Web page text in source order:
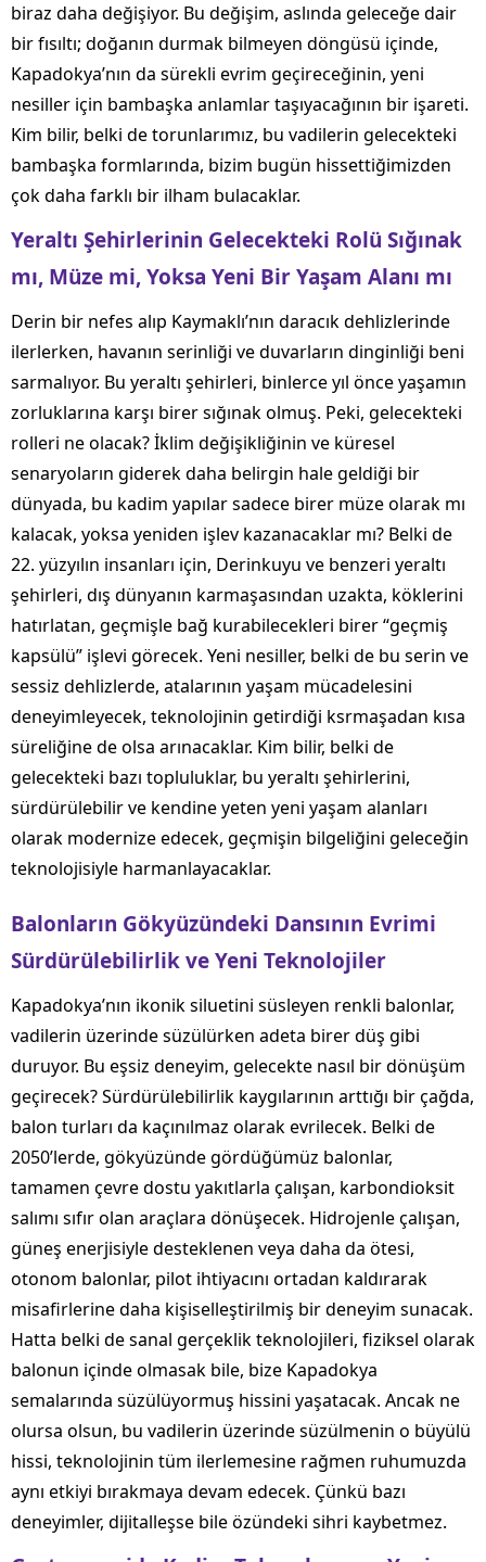
biraz daha değişiyor. Bu değişim, aslında geleceğe dair
bir fısıltı; doğanın durmak bilmeyen döngüsü içinde,
Kapadokya’nın da sürekli evrim geçireceğinin, yeni
nesiller için bambaşka anlamlar taşıyacağının bir işareti.
Kim bilir, belki de torunlarımız, bu vadilerin gelecekteki
bambaşka formlarında, bizim bugün hissettiğimizden
çok daha farklı bir ilham bulacaklar.
Yeraltı Şehirlerinin Gelecekteki Rolü Sığınak
mı, Müze mi, Yoksa Yeni Bir Yaşam Alanı mı
Derin bir nefes alıp Kaymaklı’nın daracık dehlizlerinde
ilerlerken, havanın serinliği ve duvarların dinginliği beni
sarmalıyor. Bu yeraltı şehirleri, binlerce yıl önce yaşamın
zorluklarına karşı birer sığınak olmuş. Peki, gelecekteki
rolleri ne olacak? İklim değişikliğinin ve küresel
senaryoların giderek daha belirgin hale geldiği bir
dünyada, bu kadim yapılar sadece birer müze olarak mı
kalacak, yoksa yeniden işlev kazanacaklar mı? Belki de
22. yüzyılın insanları için, Derinkuyu ve benzeri yeraltı
şehirleri, dış dünyanın karmaşasından uzakta, köklerini
hatırlatan, geçmişle bağ kurabilecekleri birer “geçmiş
kapsülü” işlevi görecek. Yeni nesiller, belki de bu serin ve
sessiz dehlizlerde, atalarının yaşam mücadelesini
deneyimleyecek, teknolojinin getirdiği ksrmaşadan kısa
süreliğine de olsa arınacaklar. Kim bilir, belki de
gelecekteki bazı topluluklar, bu yeraltı şehirlerini,
sürdürülebilir ve kendine yeten yeni yaşam alanları
olarak modernize edecek, geçmişin bilgeliğini geleceğin
teknolojisiyle harmanlayacaklar.
Balonların Gökyüzündeki Dansının Evrimi
Sürdürülebilirlik ve Yeni Teknolojiler
Kapadokya’nın ikonik siluetini süsleyen renkli balonlar,
vadilerin üzerinde süzülürken adeta birer düş gibi
duruyor. Bu eşsiz deneyim, gelecekte nasıl bir dönüşüm
geçirecek? Sürdürülebilirlik kaygılarının arttığı bir çağda,
balon turları da kaçınılmaz olarak evrilecek. Belki de
2050’lerde, gökyüzünde gördüğümüz balonlar,
tamamen çevre dostu yakıtlarla çalışan, karbondioksit
salımı sıfır olan araçlara dönüşecek. Hidrojenle çalışan,
güneş enerjisiyle desteklenen veya daha da ötesi,
otonom balonlar, pilot ihtiyacını ortadan kaldırarak
misafirlerine daha kişiselleştirilmiş bir deneyim sunacak.
Hatta belki de sanal gerçeklik teknolojileri, fiziksel olarak
balonun içinde olmasak bile, bize Kapadokya
semalarında süzülüyormuş hissini yaşatacak. Ancak ne
olursa olsun, bu vadilerin üzerinde süzülmenin o büyülü
hissi, teknolojinin tüm ilerlemesine rağmen ruhumuzda
aynı etkiyi bırakmaya devam edecek. Çünkü bazı
deneyimler, dijitalleşse bile özündeki sihri kaybetmez.